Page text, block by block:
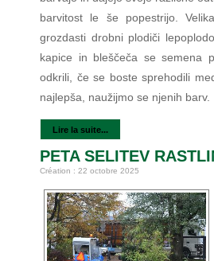
barvitost le še popestrijo.
grozdasti drobni plodiči
kapice in bleščeča se semena
odkrili, če se boste sprehodili
najlepša, naužijmo se njenih barv.
Lire la suite...
PETA SELITEV
Création : 22 octobre 2025